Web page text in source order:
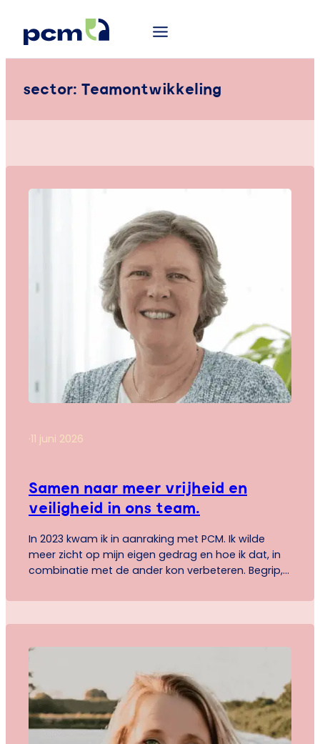
sector: Teamontwikkeling
·11 juni 2026
Samen naar meer vrijheid en
veiligheid in ons team.
In 2023 kwam ik in aanraking met PCM. Ik wilde
meer zicht op mijn eigen gedrag en hoe ik dat, in
combinatie met de ander kon verbeteren. Begrip,
centraal. Al vanaf het begin was ik enthousiast: